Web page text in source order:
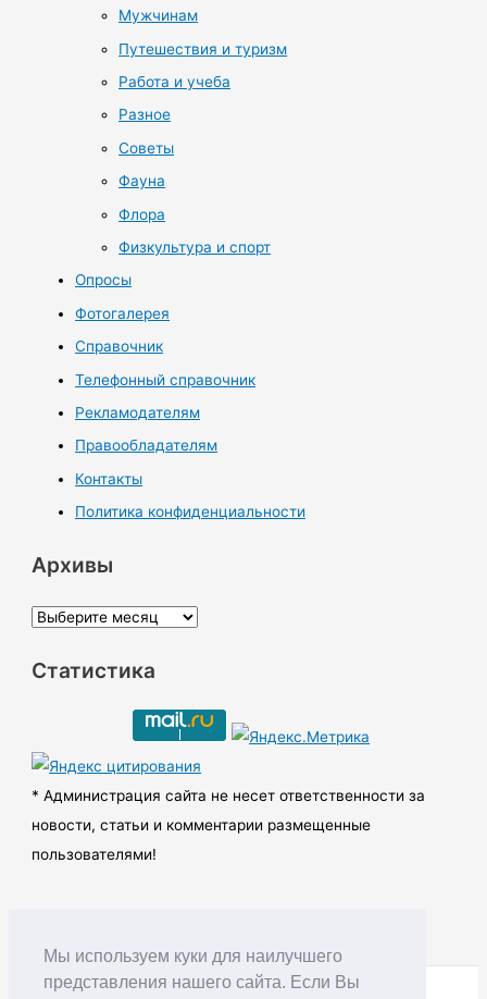
Мы используем куки для наилучшего
представления нашего сайта. Если Вы
Мужчинам
Путешествия и туризм
Работа и учеба
Разное
Советы
Фауна
Флора
Физкультура и спорт
Опросы
Фотогалерея
Справочник
Телефонный справочник
Рекламодателям
Правообладателям
Контакты
Политика конфиденциальности
Архивы
А
х
ы
Статистика
* Администрация сайта не несет ответственности за
новости, статьи и комментарии размещенные
пользователями!